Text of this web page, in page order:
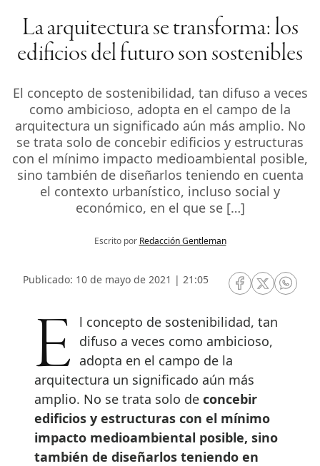
La arquitectura se transforma: los
edificios del futuro son sostenibles
El concepto de sostenibilidad, tan difuso a veces
como ambicioso, adopta en el campo de la
arquitectura un significado aún más amplio. No
se trata solo de concebir edificios y estructuras
con el mínimo impacto medioambiental posible,
sino también de diseñarlos teniendo en cuenta
el contexto urbanístico, incluso social y
económico, en el que se […]
Escrito por Redacción Gentleman
Publicado: 10 de mayo de 2021 | 21:05
RRSS Facebook
RRSSRRSS
El concepto de sostenibilidad, tan difuso a veces como ambicioso,
adopta en el campo de la
arquitectura un significado aún más
amplio. No se trata solo de concebir
edificios y estructuras con el mínimo
impacto medioambiental posible, sino
también de diseñarlos teniendo en